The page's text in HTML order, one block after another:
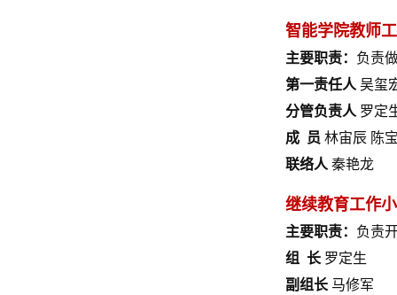
智能学院教师
主要职责： 负责
第一责任人 吴玺
分管负责人 罗定
成 员 林宙辰 陈
联络人 秦艳龙
继续教育工作
主要职责： 负责
组 长 罗定生
副组长 马修军